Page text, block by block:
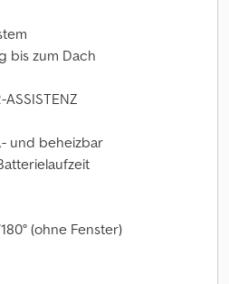
bis zum Dach
ASSISTENZ
und beheizbar
(ohne Fenster)